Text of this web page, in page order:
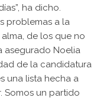
ha dicho.
problemas a la
de los que no
asegurado Noelia
de la candidatura
una lista hecha a
Somos un partido